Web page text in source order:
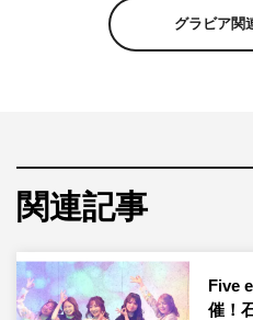
技術力で実現することで、多
う」と感じられる下着をライ
うことが決定。同商品はティ
いこみにくいパンツだ。
みなどTeenのわたしたちだ
くさんあると思いますので、
グラビア関
関連記事
Five
催！